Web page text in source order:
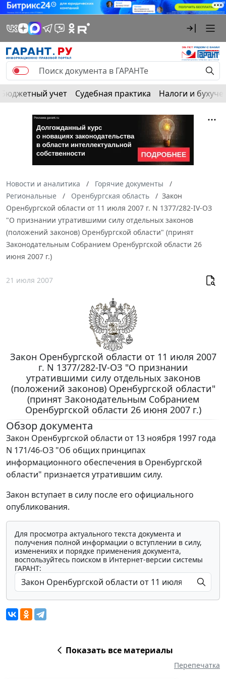
Бюджетный учет Судебная практика Налоги и
Новости и аналитика
Горячие документы
Региональные
Оренбургская область
Закон
Оренбургской области от 11 июля 2007 г. N 1377/282-IV-ОЗ
"О признании утратившими силу отдельных законов
(положений законов) Оренбургской области" (принят
Законодательным Собранием Оренбургской области 26
июня 2007 г.)
21 июля 2007
Закон Оренбургской области от 11 июля 2007
г. N 1377/282-IV-ОЗ "О признании
утратившими силу отдельных законов
(положений законов) Оренбургской области"
(принят Законодательным Собранием
Оренбургской области 26 июня 2007 г.)
Обзор документа
Закон Оренбургской области от 13 ноября 1997 года
N 171/46-ОЗ "Об общих принципах
информационного обеспечения в Оренбургской
области" признается утратившим силу.
Закон вступает в силу после его официального
опубликования.
Для просмотра актуального текста документа и
получения полной информации о вступлении в силу,
изменениях и порядке применения документа,
воспользуйтесь поиском в Интернет-версии системы
ГАРАНТ:
Показать все материалы
Перепечатка